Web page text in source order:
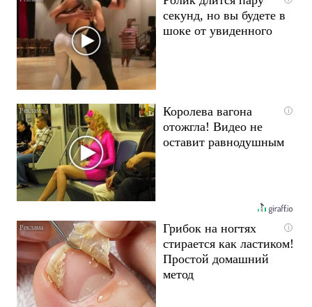
секунд, но вы будете в
шоке от увиденного
i
Королева вагона
отожгла! Видео не
оставит равнодушным
i
Грибок на ногтях
стирается как ластиком!
Простой домашний
метод